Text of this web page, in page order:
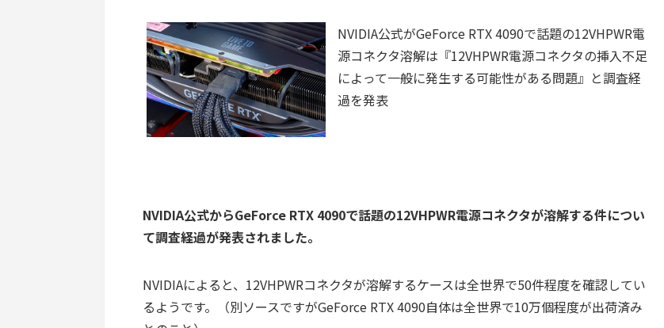
NVIDIA公式がGeForce RTX 4090で話題の12VHPWR電
源コネクタ溶解は『12VHPWR電源コネクタの挿入不足
によって一般に発生する可能性がある問題』と調査経
過を発表
NVIDIA公式からGeForce RTX 4090で話題の12VHPWR電源コネクタが溶解する件につい
て調査経過が発表されました。
NVIDIAによると、12VHPWRコネクタが溶解するケースは全世界で50件程度を確認してい
るようです。（別ソースですがGeForce RTX 4090自体は全世界で10万個程度が出荷済み